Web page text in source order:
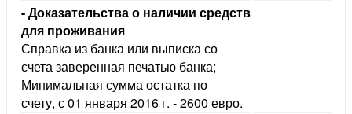
- Доказательства о наличии средст
для проживания
Справка из банка или выписка со
счета заверенная печатью банка;
Минимальная сумма остатка по
счету, с 01 января 2016 г. - 2600 евро.